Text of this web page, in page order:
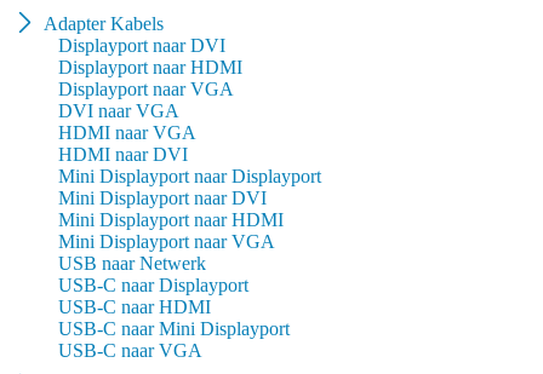
Adapter Kabels
Displayport naar DVI
Displayport naar HDMI
Displayport naar VGA
DVI naar VGA
HDMI naar VGA
HDMI naar DVI
Mini Displayport naar Displayport
Mini Displayport naar DVI
Mini Displayport naar HDMI
Mini Displayport naar VGA
USB naar Netwerk
USB-C naar Displayport
USB-C naar HDMI
USB-C naar Mini Displayport
USB-C naar VGA